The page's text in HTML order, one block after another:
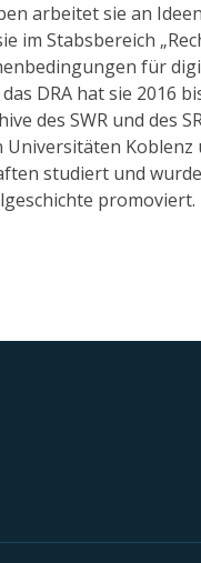
arbeitet sie an
im Stabsbereich
für
DRA hat sie 2016
des SWR und des
Koblenz
studiert und
promoviert.